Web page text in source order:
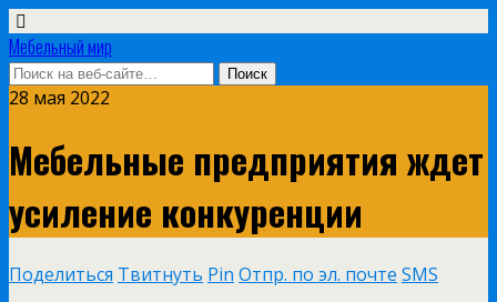
Мебельный мир
28 мая 2022
Мебельные предприятия ждет
усиление конкуренции
Поделиться Твитнуть Pin Отпр. по эл. почте SMS